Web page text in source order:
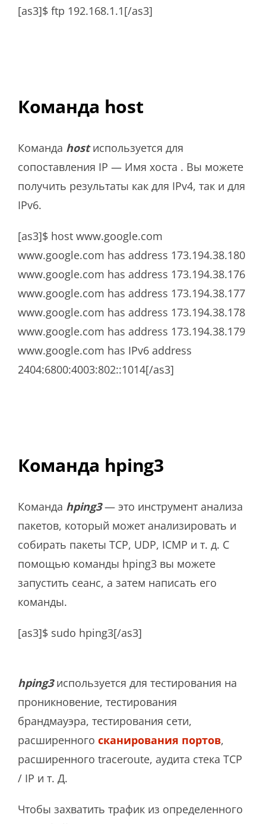
[as3]$ ftp 192.168.1.1[/as3]
Команда host
Команда hostиспользуется для
сопоставления IP — Имя хоста . Вы можете
получить результаты как для IPv4, так и для
IPv6.
[as3]$ host www.google.com
www.google.com has address 173.194.38.180
www.google.com has address 173.194.38.176
www.google.com has address 173.194.38.177
www.google.com has address 173.194.38.178
www.google.com has address 173.194.38.179
www.google.com has IPv6 address
2404:6800:4003:802::1014[/as3]
Команда hping3
Команда hping3— это инструмент анализа
пакетов, который может анализировать и
собирать пакеты TCP, UDP, ICMP и т. д. С
помощью команды hping3 вы можете
запустить сеанс, а затем написать его
команды.
[as3]$ sudo hping3[/as3]
hping3используется для тестирования на
проникновение, тестирования
брандмауэра, тестирования сети,
расширенного сканирования портов,
расширенного traceroute, аудита стека TCP
/ IP и т. Д.
Чтобы захватить трафик из определенного